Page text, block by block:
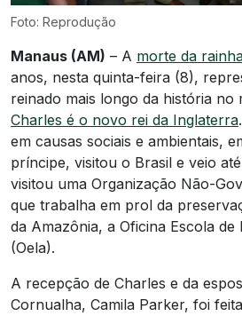
Foto: Reprodução
Manaus (AM) – A morte da
anos, nesta quinta-feira (8),
reinado mais longo da história
Charles é o novo rei da Inglaterra
em causas sociais e ambientais,
príncipe, visitou o Brasil e veio
visitou uma Organização Não-
que trabalha em prol da
da Amazônia, a Oficina Escola
(Oela).
A recepção de Charles e da
Cornualha, Camila Parker, foi